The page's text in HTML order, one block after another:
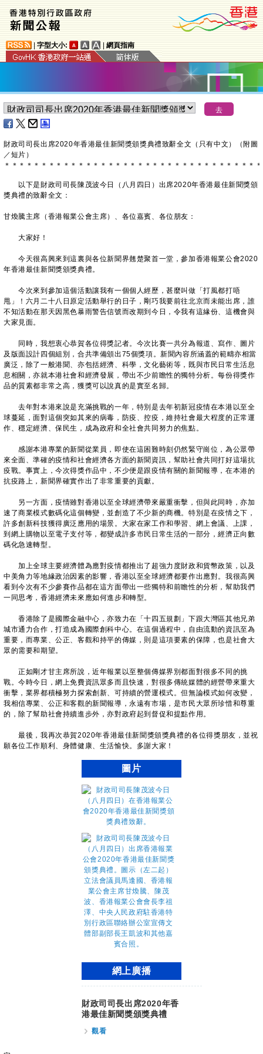
字型大小: 網頁指南
財政司司長出席2020年香港最佳新聞獎頒獎典禮致辭全文（只有中文）（附圖
／短片）
＊ ＊ ＊ ＊ ＊ ＊ ＊ ＊ ＊ ＊ ＊ ＊ ＊ ＊ ＊ ＊ ＊ ＊ ＊ ＊ ＊ ＊ ＊ ＊ ＊ ＊ ＊ ＊ ＊ ＊ ＊ ＊ ＊ ＊ ＊
以下是財政司司長陳茂波今日（八月四日）出席2020年香港最佳新聞獎頒
獎典禮的致辭全文：
甘煥騰主席（香港報業公會主席）、各位嘉賓、各位朋友：
大家好！
今天很高興來到這裏與各位新聞界翹楚聚首一堂，參加香港報業公會2020
年香港最佳新聞獎頒獎典禮。
今次來到參加這個活動讓我有一個個人經歷，甚麼叫做「打風都打唔
甩」！六月二十八日原定活動舉行的日子，剛巧我要前往北京而未能出席，誰
不知活動在那天因黑色暴雨警告信號而改期到今日，令我有這緣份、這機會與
大家見面。
同時，我想衷心恭賀各位得獎記者。今次比賽一共分為報道、寫作、圖片
及版面設計四個組別，合共準備頒出75個獎項。新聞內容所涵蓋的範疇亦相當
廣泛，除了一般港聞、亦包括經濟、科學，文化藝術等，既與市民日常生活息
息相關，亦就本港社會和經濟發展，帶出不少前瞻性的獨特分析。每份得獎作
品的質素都非常之高，獲獎可以說真的是實至名歸。
去年對本港來說是充滿挑戰的一年，特別是去年初新冠疫情在本港以至全
球蔓延，面對這個突如其來的病毒，防疫、控疫，維持社會最大程度的正常運
作、穩定經濟、保民生，成為政府和全社會共同努力的焦點。
感謝本港專業的新聞從業員，即使在這困難時刻仍然緊守崗位，為公眾帶
來全面、準確的疫情和社會經濟各方面的新聞資訊，幫助社會共同打好這場抗
疫戰。事實上，今次得獎作品中，不少便是跟疫情有關的新聞報導，在本港的
抗疫路上，新聞界確實作出了非常重要的貢獻。
另一方面，疫情雖對香港以至全球經濟帶來嚴重衝擊，但與此同時，亦加
速了商業模式數碼化這個轉變，並創造了不少新的商機。特別是在疫情之下，
許多創新科技獲得廣泛應用的場景。大家在家工作和學習、網上會議、上課，
到網上購物以至電子支付等，都變成許多市民日常生活的一部分，經濟正向數
碼化急速轉型。
加上全球主要經濟體為應對疫情都推出了超強力度財政和貨幣政策，以及
中美角力等地緣政治因素的影響，香港以至全球經濟都要作出應對。我很高興
看到今次有不少參賽作品都在這方面帶出一些獨特和前瞻性的分析，幫助我們
一同思考，香港經濟未來應如何進步和轉型。
香港除了是國際金融中心，亦致力在「十四五規劃」下跟大灣區其他兄弟
城市通力合作，打造成為國際創科中心。在這個過程中，自由流動的資訊至為
重要，而專業、公正、客觀和持平的傳媒，則是這項要素的保障，也是社會大
眾的需要和期望。
正如剛才甘主席所說，近年報業以至整個傳媒界別都面對很多不同的挑
戰。今時今日，網上免費資訊眾多而且快速，對很多傳統媒體的經營帶來重大
衝擊，業界都積極努力探索創新、可持續的營運模式。但無論模式如何改變，
我相信專業、公正和客觀的新聞報導，永遠有市場，是市民大眾所珍惜和尊重
的，除了幫助社會持續進步外，亦對政府起到督促和提點作用。
最後，我再次恭賀2020年香港最佳新聞獎頒獎典禮的各位得獎朋友，並祝
願各位工作順利、身體健康、生活愉快。多謝大家！
圖片
網上廣播
財政司司長出席2020年香
港最佳新聞獎頒獎典禮
觀看